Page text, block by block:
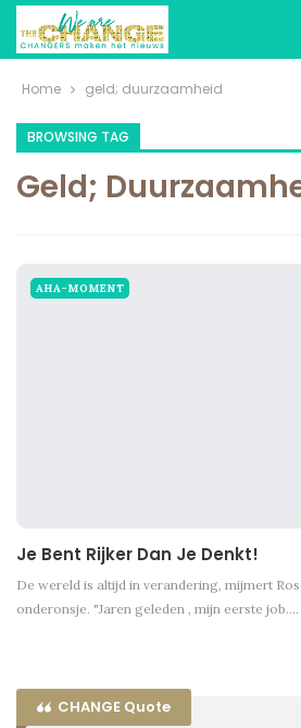
Home geld; duurzaamheid
BROWSING TAG
Geld;
AHA-MOMENT
Je Bent Rijker Dan Je Denkt!
De wereld is altijd in verandering, mijmert
onderonsje. "Jaren geleden , mijn eerste job.…
CHANGE Quote